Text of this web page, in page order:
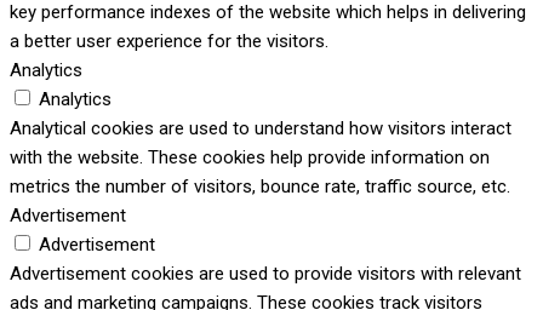
key performance indexes of the website which helps in delivering
a better user experience for the visitors.
Analytics
Analytics
Analytical cookies are used to understand how visitors interact
with the website. These cookies help provide information on
metrics the number of visitors, bounce rate, traffic source, etc.
Advertisement
Advertisement
Advertisement cookies are used to provide visitors with relevant
ads and marketing campaigns. These cookies track visitors